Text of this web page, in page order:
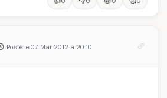
Posté le 07 Mar 2012 à 20:10